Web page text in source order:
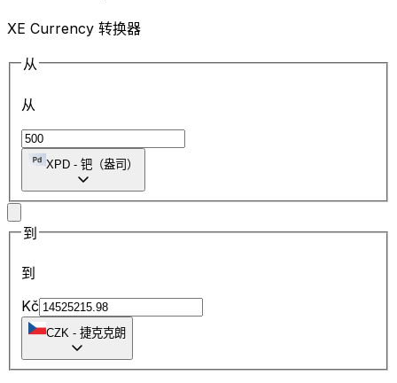
XE Currency 转换器
从
从
XPD - 钯（盎司）
到
到
Kč
CZK - 捷克克朗